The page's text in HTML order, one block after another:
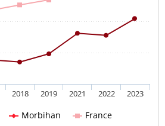
Morbihan France
2018 2019 2021 2022 2023